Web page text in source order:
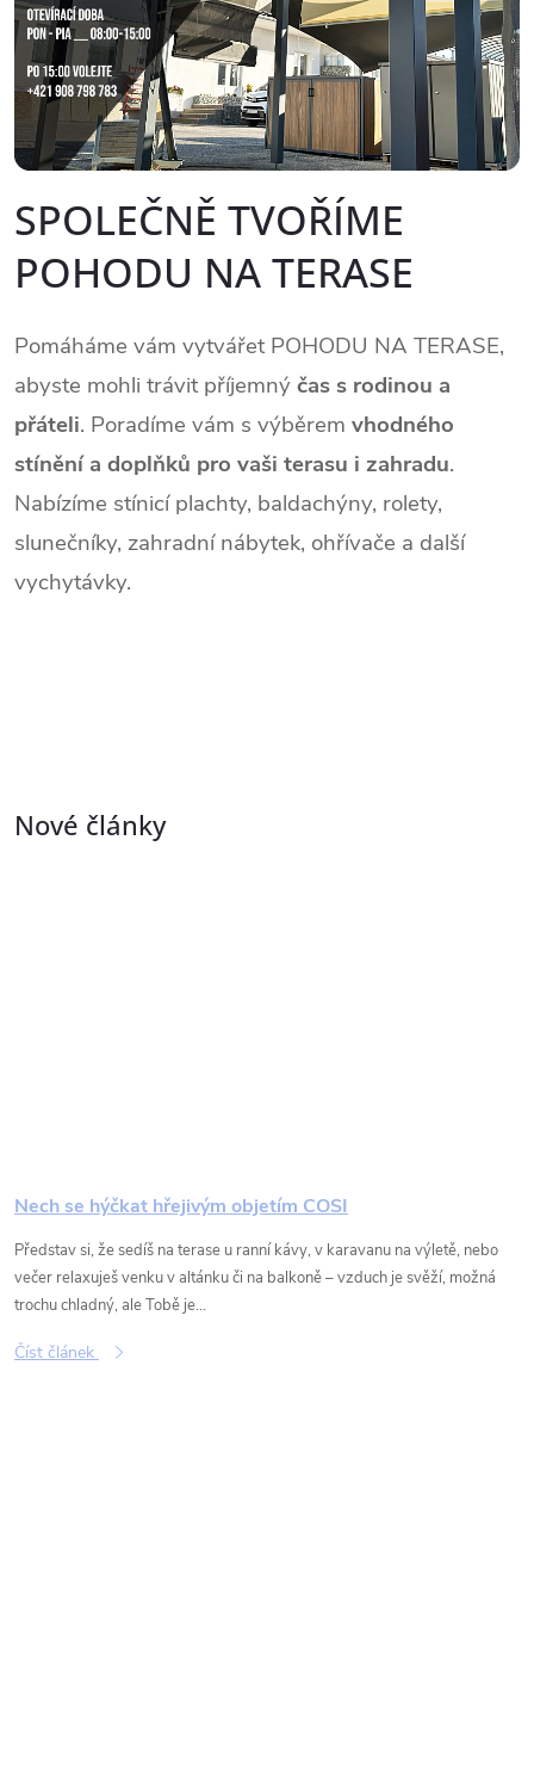
SPOLEČNĚ TVOŘÍME
POHODU NA TERASE
Pomáháme vám vytvářet POHODU NA TERASE,
abyste mohli trávit příjemnýčas s rodinou a
přáteli. Poradíme vám s výběrem vhodného
stínění a doplňků pro vaši terasu i zahradu.
Nabízíme stínicí plachty, baldachýny, rolety,
slunečníky, zahradní nábytek, ohřívače a další
vychytávky.
Nové články
Nech se hýčkat hřejivým objetím COSI
Představ si, že sedíš na terase u ranní kávy, v karavanu na výletě, nebo
večer relaxuješ venku v altánku či na balkoně – vzduch je svěží, možná
trochu chladný, ale Tobě je...
Číst článek